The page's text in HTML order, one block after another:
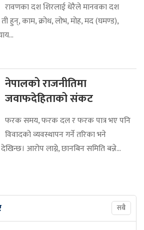
रावणका दश शिरलाई धेरैले मानवका दश
हुन्, काम, क्रोध, लोभ, मोह, मद (घमण्ड),
नेपालको राजनीतिमा
जवाफदेहिताको संकट
फरक समय, फरक दल र फरक पात्र भए पनि
विवादको व्यवस्थापन गर्ने तरिका भने
आरोप लाग्ने, छानबिन समिति बन्ने...
सबै